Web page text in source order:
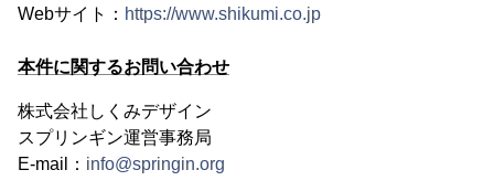
Webサイト： https://www.shikumi.co.jp
本件に関するお問い合わせ
株式会社しくみデザイン
スプリンギン運営事務局
E-mail： info@springin.org